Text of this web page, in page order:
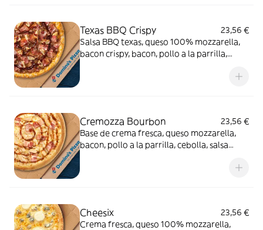
Texas BBQ Crispy
23,56 €
Salsa BBQ texas, queso 100% mozzarella,
bacon crispy, bacon, pollo a la parrilla,
Cremozza Bourbon
23,56 €
Base de crema fresca, queso mozzarella,
bacon, pollo a la parrilla, cebolla, salsa
Cheesix
23,56 €
Crema fresca, queso 100% mozzarella,